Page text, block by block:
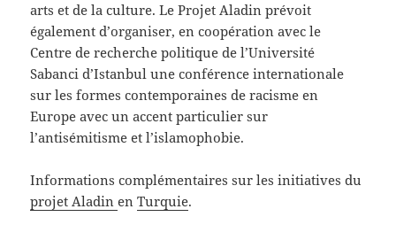
arts et de la culture. Le Projet Aladin prévoit
également d’organiser, en coopération avec le
Centre de recherche politique de l’Université
Sabanci d’Istanbul une conférence internationale
sur les formes contemporaines de racisme en
Europe avec un accent particulier sur
l’antisémitisme et l’islamophobie.
Informations complémentaires sur les initiatives du
projet AladinenTurquie.